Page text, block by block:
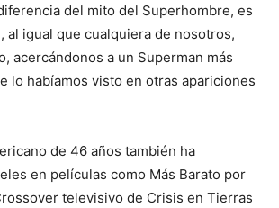
del mito del Superhombre, es
al igual que cualquiera de nosotros,
acercándonos a un Superman más
lo habíamos visto en otras apariciones
de 46 años también ha
en películas como Más Barato por
televisivo de Crisis en Tierras